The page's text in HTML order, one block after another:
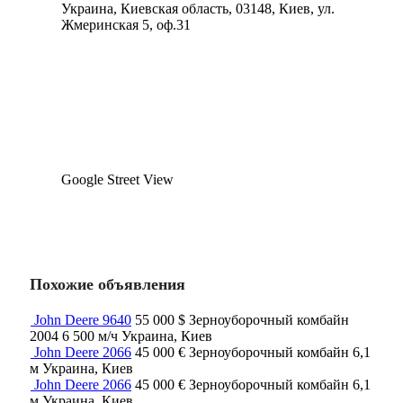
Украина, Киевская область, 03148, Киев, ул.
Жмеринская 5, оф.31
Google Street View
Похожие объявления
John Deere 9640 55 000 $ Зерноуборочный комбайн
2004 6 500 м/ч Украина, Киев
John Deere 2066 45 000 € Зерноуборочный комбайн 6,1
м Украина, Киев
John Deere 2066 45 000 € Зерноуборочный комбайн 6,1